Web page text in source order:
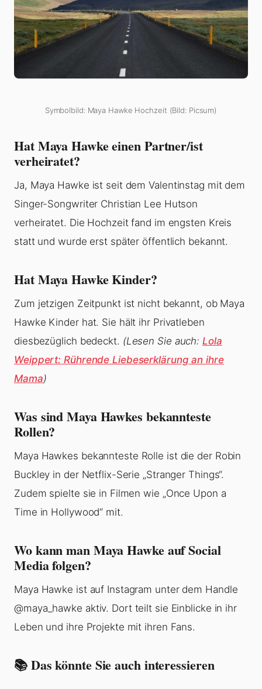
Symbolbild: Maya Hawke Hochzeit (Bild: Picsum)
Hat Maya Hawke einen Partner/ist
verheiratet?
Ja, Maya Hawke ist seit dem Valentinstag mit dem
Singer-Songwriter Christian Lee Hutson
verheiratet. Die Hochzeit fand im engsten Kreis
statt und wurde erst später öffentlich bekannt.
Hat Maya Hawke Kinder?
Zum jetzigen Zeitpunkt ist nicht bekannt, ob Maya
Hawke Kinder hat. Sie hält ihr Privatleben
diesbezüglich bedeckt. (Lesen Sie auch:Lola
Weippert: Rührende Liebeserklärung an ihre
Mama)
Was sind Maya Hawkes bekannteste
Rollen?
Maya Hawkes bekannteste Rolle ist die der Robin
Buckley in der Netflix-Serie „Stranger Things“.
Zudem spielte sie in Filmen wie „Once Upon a
Time in Hollywood“ mit.
Wo kann man Maya Hawke auf Social
Media folgen?
Maya Hawke ist auf Instagram unter dem Handle
@maya_hawke aktiv. Dort teilt sie Einblicke in ihr
Leben und ihre Projekte mit ihren Fans.
📚 Das könnte Sie auch interessieren